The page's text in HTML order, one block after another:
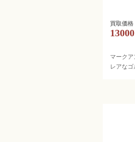
マーク
レアな